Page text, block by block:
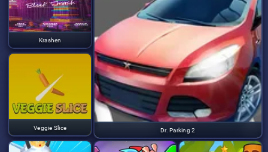
Krashen
Dr. Parking 2
Veggie Slice